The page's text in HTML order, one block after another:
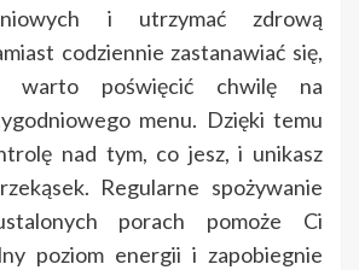
i utrzymać zdrową
codziennie zastanawiać się,
warto poświęcić chwilę na
menu. Dzięki temu
nad tym, co jesz, i unikasz
Regularne spożywanie
porach pomoże Ci
poziom energii i zapobiegnie